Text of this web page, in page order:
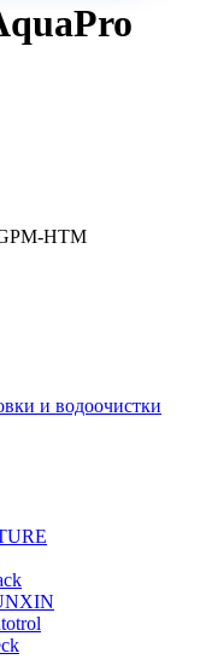
HTM
и водоочистки